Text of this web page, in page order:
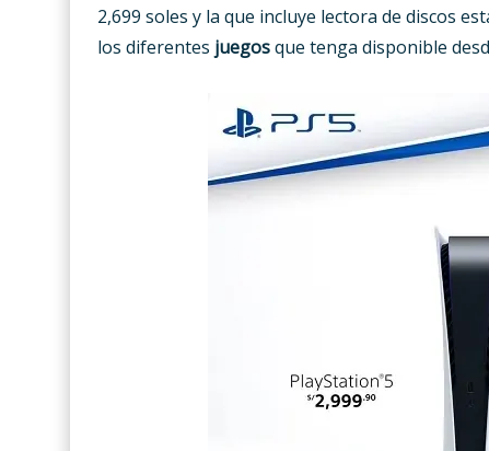
2,699 soles y la que incluye lectora de discos
los diferentes juegosque tenga disponible